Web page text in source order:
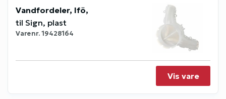
Vandfordeler, Ifö,
til Sign, plast
Varenr.19428164
Vis vare